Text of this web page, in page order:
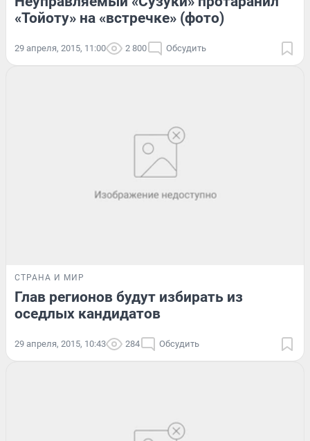
«Тойоту» на «встречке» (фото)
29 апреля, 2015, 11:00 2 800 Обсудить
СТРАНА И МИР
Глав регионов будут избирать из
оседлых кандидатов
29 апреля, 2015, 10:43 284 Обсудить